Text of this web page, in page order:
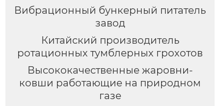
Вибрационный бункерный питатель
завод
Китайский производитель
ротационных тумблерных грохотов
Высококачественные жаровни-
ковши работающие на природном
газе